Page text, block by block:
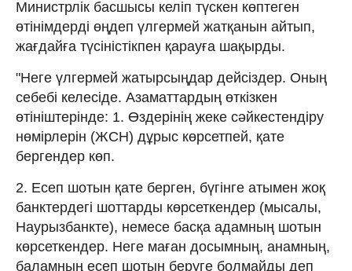
Министрлік басшысы келіп түскен көптеген
өтінімдерді өңдеп үлгермей жатқанын айтып,
жағдайға түсіністікпен қарауға шақырды.
"Неге үлгермей жатырсыңдар дейсіздер. Оның
себебі келесіде. Азаматтардың өткізкен
өтініштерінде: 1. Өздерінің жеке сәйкестендіру
нөмірлерін (ЖСН) дұрыс көрсетпей, қате
бергендер көп.
2. Есеп шотын қате берген, бүгінге атымен жоқ
банктердегі шоттарды көрсеткендер (мысалы,
Наурызбанкте), немесе басқа адамның шотын
көрсеткендер. Неге маған досымның, анамның,
баламның есеп шотын беруге болмайды деп